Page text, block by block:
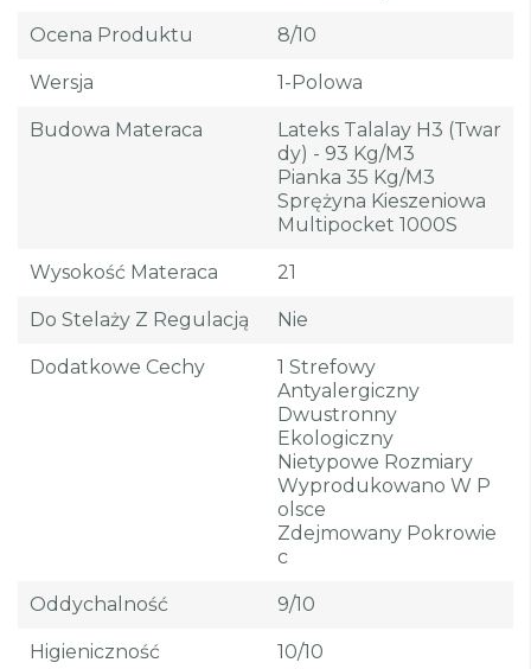
Ocena Produktu 8/10
Wersja 1-Polowa
Budowa Materaca
Lateks Talalay H3 (twar
Dy) - 93 Kg/m3
Pianka 35 Kg/m3
Sprężyna Kieszeniowa
Multipocket 1000S
Wysokość Materaca 21
Do Stelaży Z Regulacją Nie
Dodatkowe Cechy
1 Strefowy
Antyalergiczny
Dwustronny
Ekologiczny
Nietypowe Rozmiary
Wyprodukowano W P
Olsce
Zdejmowany Pokrowie
C
Oddychalność 9/10
Higieniczność 10/10